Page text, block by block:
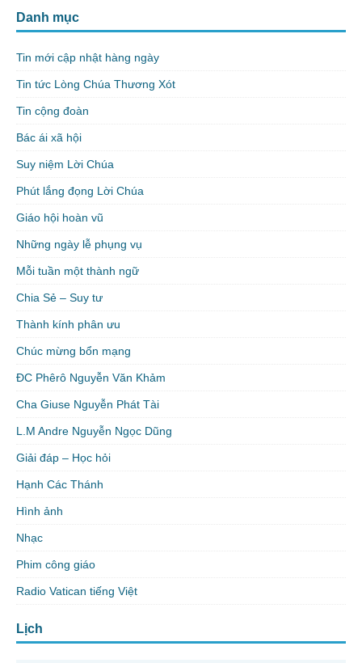
Danh mục
Tin mới cập nhật hàng ngày
Tin tức Lòng Chúa Thương Xót
Tin cộng đoàn
Bác ái xã hội
Suy niệm Lời Chúa
Phút lắng đọng Lời Chúa
Giáo hội hoàn vũ
Những ngày lễ phụng vụ
Mỗi tuần một thành ngữ
Chia Sẻ – Suy tư
Thành kính phân ưu
Chúc mừng bổn mạng
ĐC Phêrô Nguyễn Văn Khảm
Cha Giuse Nguyễn Phát Tài
L.M Andre Nguyễn Ngọc Dũng
Giải đáp – Học hỏi
Hạnh Các Thánh
Hình ảnh
Nhạc
Phim công giáo
Radio Vatican tiếng Việt
Lịch